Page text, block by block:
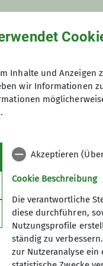
Inhalte und
wir Informationen
Akzeptieren
Cookie Beschreibung
Die verantwortliche
diese durchführen,
Nutzungsprofile
ständig zu
zur Nutzeranalyse